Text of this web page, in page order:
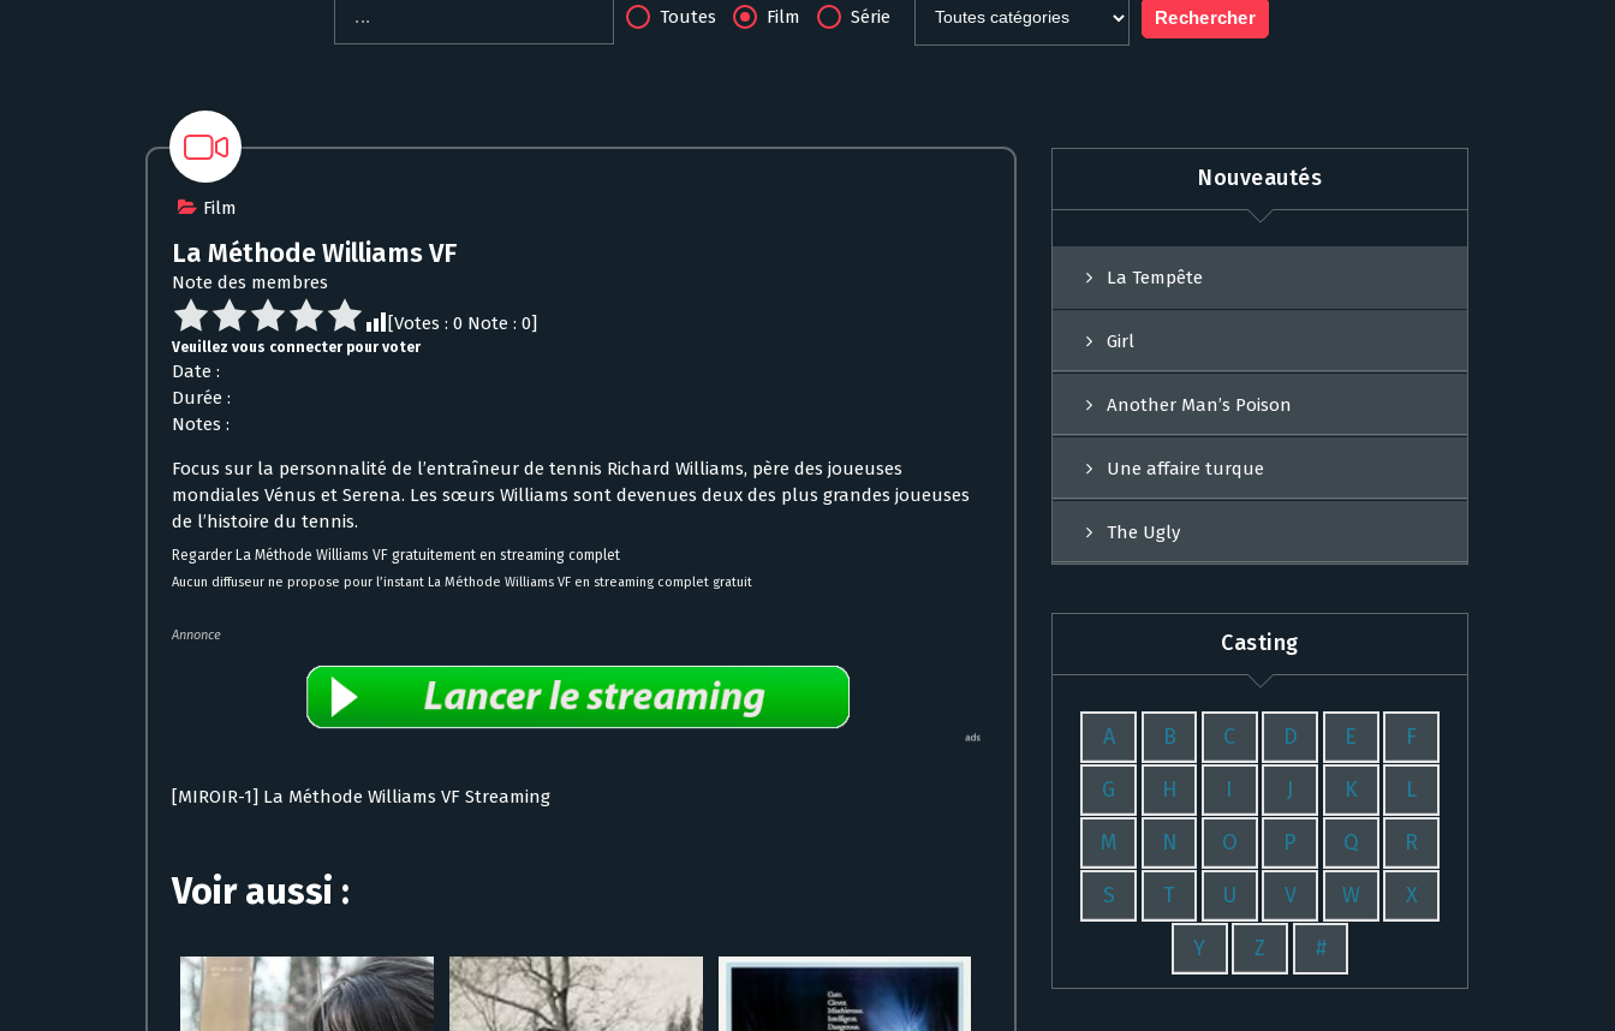
Toutes Film Série
Film
La Méthode Williams VF
Note des membres
[Votes : 0 Note : 0]
Veuillez vous connecter pour voter
Date :
Durée :
Notes :
Focus sur la personnalité de l’entraîneur de tennis Richard Williams, père des joueuses
mondiales Vénus et Serena. Les sœurs Williams sont devenues deux des plus grandes joueuses
de l’histoire du tennis.
Regarder La Méthode Williams VF gratuitement en streaming complet
Aucun diffuseur ne propose pour l’instant La Méthode Williams VF en streaming complet gratuit
Annonce
[MIROIR-1] La Méthode Williams VF Streaming
Voir aussi :
Nouveautés
La Tempête
Girl
Another Man’s Poison
Une affaire turque
The Ugly
Casting
A B C D E F
G H I J K L
M N O P Q R
S T U V W X
Y Z #